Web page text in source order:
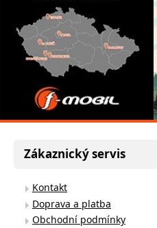
Zákaznický servis
Kontakt
Doprava a platba
Obchodní podmínky